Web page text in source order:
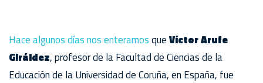
Hace algunos días nos enteramosqueVíctor Arufe
Giráldez, profesor de la Facultad de Ciencias de la
Educación de la Universidad de Coruña, en España, fue